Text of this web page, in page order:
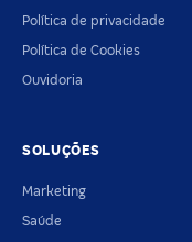
Política de privacidade
Política de Cookies
Ouvidoria
SOLUÇÕES
Marketing
Saúde